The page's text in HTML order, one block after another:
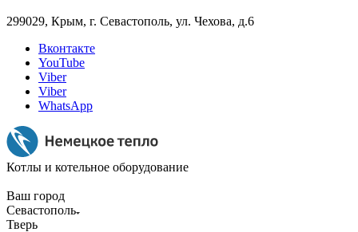
299029, Крым, г. Севастополь, ул. Чехова, д.6
Вконтакте
YouTube
Viber
Viber
WhatsApp
Котлы и котельное оборудование
Ваш город
Севастополь
Тверь